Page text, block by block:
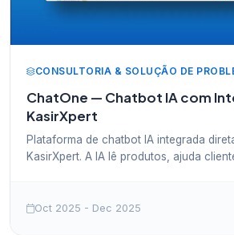
CONSULTORIA & SOLUÇÃO DE
ChatOne — Chatbot IA com
KasirXpert
Plataforma de chatbot IA integrada
KasirXpert. A IA lê produtos, ajuda
Oct 2025 - Dec 2025